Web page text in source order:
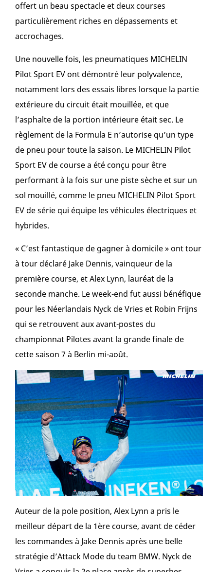
offert un beau spectacle et deux courses
particulièrement riches en dépassements et
accrochages.
Une nouvelle fois, les pneumatiques MICHELIN
Pilot Sport EV ont démontré leur polyvalence,
notamment lors des essais libres lorsque la partie
extérieure du circuit était mouillée, et que
l’asphalte de la portion intérieure était sec. Le
règlement de la Formula E n’autorise qu’un type
de pneu pour toute la saison. Le MICHELIN Pilot
Sport EV de course a été conçu pour être
performant à la fois sur une piste sèche et sur un
sol mouillé, comme le pneu MICHELIN Pilot Sport
EV de série qui équipe les véhicules électriques et
hybrides.
« C’est fantastique de gagner à domicile » ont tour
à tour déclaré Jake Dennis, vainqueur de la
première course, et Alex Lynn, lauréat de la
seconde manche. Le week-end fut aussi bénéfique
pour les Néerlandais Nyck de Vries et Robin Frijns
qui se retrouvent aux avant-postes du
championnat Pilotes avant la grande finale de
cette saison 7 à Berlin mi-août.
Auteur de la pole position, Alex Lynn a pris le
meilleur départ de la 1èrecourse, avant de céder
les commandes à Jake Dennis après une belle
stratégie d’Attack Mode du team BMW. Nyck de